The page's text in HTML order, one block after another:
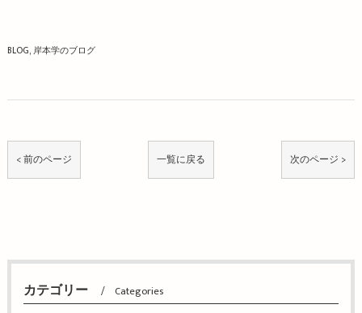
BLOG 岸本学のブログ
< 前のページ 一覧に戻る 次のページ >
カテゴリー Categories